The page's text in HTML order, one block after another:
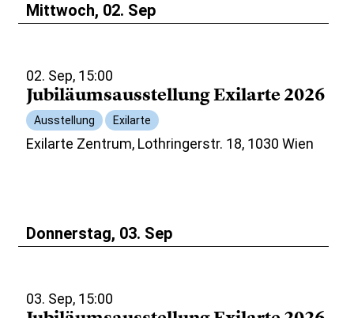
Mittwoch, 02. Sep
02. Sep, 15:00
Jubiläumsausstellung Exilarte 2026
Ausstellung Exilarte
Exilarte Zentrum, Lothringerstr. 18, 1030 Wien
Donnerstag, 03. Sep
03. Sep, 15:00